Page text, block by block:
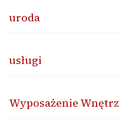
uroda
usługi
Wyposażenie Wnętrz